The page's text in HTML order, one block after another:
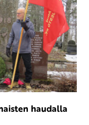
haudalla